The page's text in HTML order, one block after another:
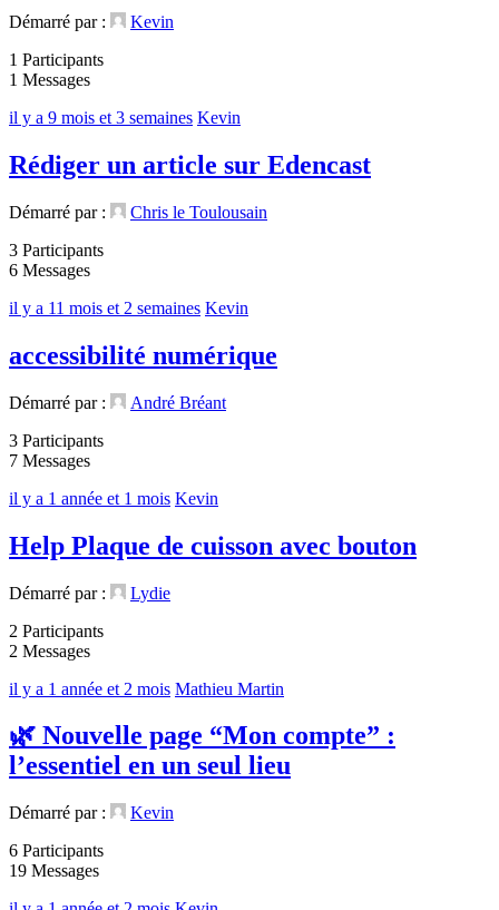
Démarré par :
Kevin
1 Participants
1 Messages
il y a 9 mois et 3 semaines Kevin
Rédiger un article sur Edencast
Démarré par :
Chris le Toulousain
3 Participants
6 Messages
il y a 11 mois et 2 semaines Kevin
accessibilité numérique
Démarré par :
André Bréant
3 Participants
7 Messages
il y a 1 année et 1 mois Kevin
Help Plaque de cuisson avec bouton
Démarré par :
Lydie
2 Participants
2 Messages
il y a 1 année et 2 mois Mathieu Martin
🌿 Nouvelle page “Mon compte” :
l’essentiel en un seul lieu
Démarré par :
Kevin
6 Participants
19 Messages